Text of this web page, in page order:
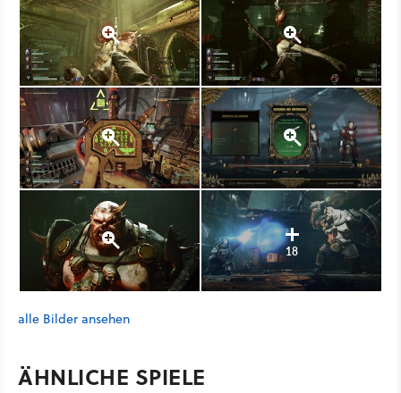
18
alle Bilder ansehen
ÄHNLICHE SPIELE